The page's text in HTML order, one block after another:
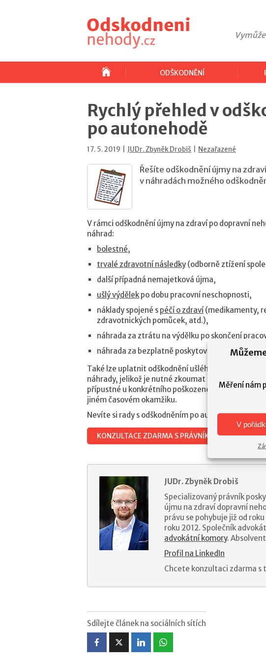
Měření nám
V
ODŠKODNĚNÍ
Rychlý přehled v
po autonehodě
17. 5. 2019 | JUDr. Zbyněk Drobiš Nezařazené
Řešíte odškodnění újmy na
v náhradách možného
V rámci odškodnění újmy na zdraví po dopravní
náhrad:
bolestné,
trvalé zdravotní následky (odborně ztížení
další případná nemajetková újma,
ušlý výdělek po dobu pracovní neschopnosti,
náklady spojené s péčí o zdraví (medikamenty,
zdravotnických pomůcek, atd.),
náhrada za ztrátu na výdělku po skončení
náhrada za bezplatně poskytované práce.
Také lze uplatnit odškodnění ušlého zisku.
náhrady, jelikož je nutné zkoumat každý případ
přípustné u konkrétního poškozeného. Právo na
jiném časovém okamžiku.
Nevíte si rady s odškodněním po autonehodě?
KONZULTACE ZDARMA S PRÁVNÍKEM
JUDr. Zbyněk Drobiš
Specializovaný právník
újmu na zdraví dopravní
právu se pohybuje již od
roku 2012. Společník
advokátní komory.
Profil na LinkedIn
Chcete konzultaci zdarma s
Sdílejte článek na sociálních sítích